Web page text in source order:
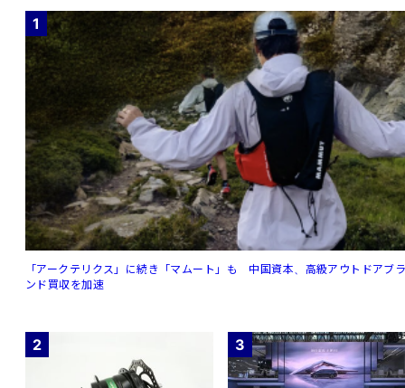
1
「アークテリクス」に続き「マムート」も 中国資本、高級アウトドアブ
ンド買収を加速
2 3